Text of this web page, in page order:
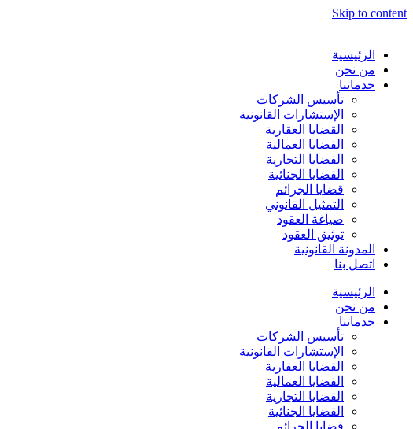
Skip to content
الرئيسية
من نحن
خدماتنا
تأسيس الشركات
الإستشارات القانونية
القضايا العقارية
القضايا العمالية
القضايا التجارية
القضايا الجنائية
قضايا الجرائم
التمثيل القانوني
صياغة العقود
توثيق العقود
المدونة القانونية
اتصل بنا
الرئيسية
من نحن
خدماتنا
تأسيس الشركات
الإستشارات القانونية
القضايا العقارية
القضايا العمالية
القضايا التجارية
القضايا الجنائية
قضايا الجرائم